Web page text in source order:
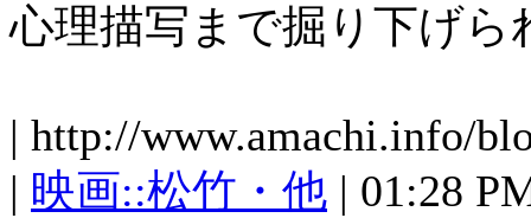
心理描写まで掘り下げ
| http://www.amachi.info/
| 映画::松竹・他 | 01:28